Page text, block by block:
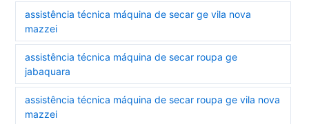
assistência técnica máquina de secar ge vila nova
mazzei
assistência técnica máquina de secar roupa ge
jabaquara
assistência técnica máquina de secar roupa ge vila nova
mazzei